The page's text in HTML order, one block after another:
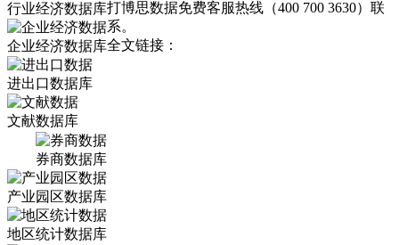
行业经济数据库
企业经济数据库
进出口数据库
文献数据库
券商数据库
产业园区数据库
地区统计数据库
打博思数据免费客服热线（400 700 3630）联
系。
全文链接：